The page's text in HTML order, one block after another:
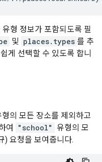
형 정보가 포함되도록 필
및 places.types 를 추
게 선택할 수 있도록 합니
형의 모든 장소를 제외하고
여
"school" 유형의 모
) 요청을 보여줍니다.